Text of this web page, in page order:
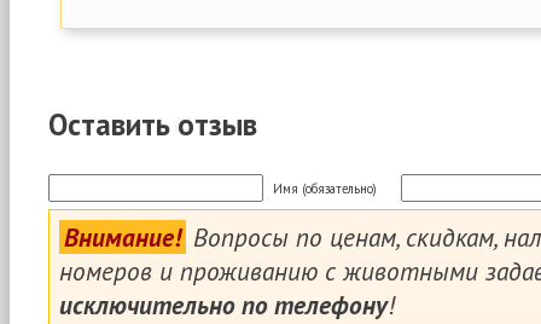
Оставить отзыв
Имя (обязательно)
Внимание! Вопросы по ценам, скидкам,
номеров и проживанию с животными
исключительно по телефону!